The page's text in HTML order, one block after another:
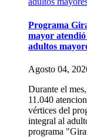
Programa
mayor atendió
adultos
Agosto 04,
Durante el
11.040
vértices del
integral al
programa